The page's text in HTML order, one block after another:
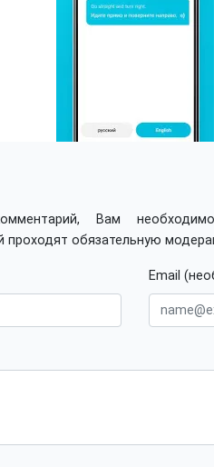
Вам
проходят обязательную
Email